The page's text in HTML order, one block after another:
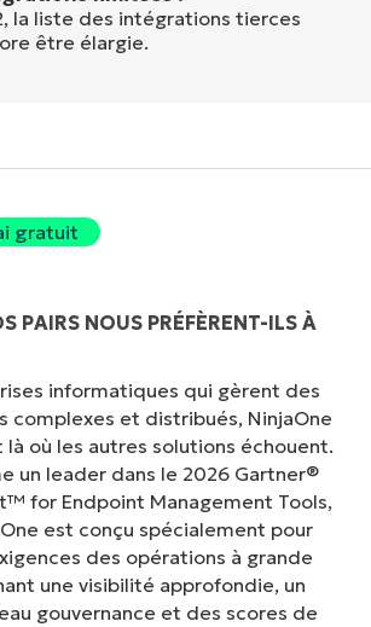
la liste des intégrations tierces
être élargie.
gratuit
PAIRS NOUS PRÉFÈRENT-ILS À
informatiques qui gèrent des
complexes et distribués, NinjaOne
où les autres solutions échouent.
un leader dans le 2026 Gartner®
for Endpoint Management Tools,
est conçu spécialement pour
des opérations à grande
une visibilité approfondie, un
gouvernance et des scores de